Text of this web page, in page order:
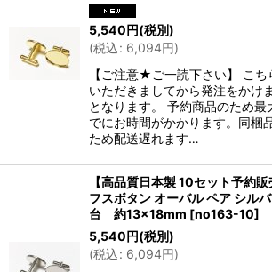
5,540円(税別)
(税込: 6,094円)
【ご注意★ご一読下さい】 こち
いただきましてから発注をかけ
となります。 予約商品のため最
でにお時間がかかります。同梱
ため配送遅れます…
【高品質日本製 10セット予約
フスボタン オーバル ペア シル
台 約13×18mm [no163-10]
5,540円(税別)
(税込: 6,094円)